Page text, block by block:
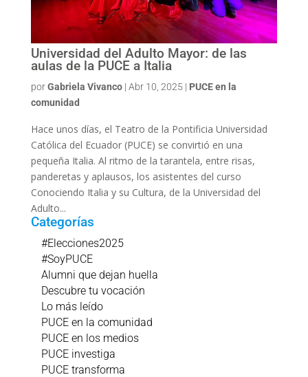
Universidad del Adulto Mayor: de las
aulas de la PUCE a Italia
porGabriela Vivanco| Abr 10, 2025 | PUCE en la
comunidad
Hace unos días, el Teatro de la Pontificia Universidad
Católica del Ecuador (PUCE) se convirtió en una
pequeña Italia. Al ritmo de la tarantela, entre risas,
panderetas y aplausos, los asistentes del curso
Conociendo Italia y su Cultura, de la Universidad del
Adulto...
Categorías
#Elecciones2025
#SoyPUCE
Alumni que dejan huella
Descubre tu vocación
Lo más leído
PUCE en la comunidad
PUCE en los medios
PUCE investiga
PUCE transforma